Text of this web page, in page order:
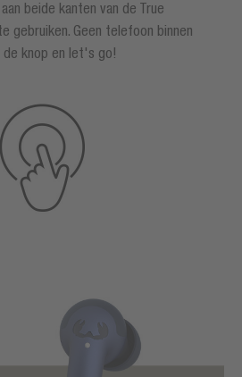
beide kanten van de True
gebruiken. Geen telefoon binnen
de knop en let's go!